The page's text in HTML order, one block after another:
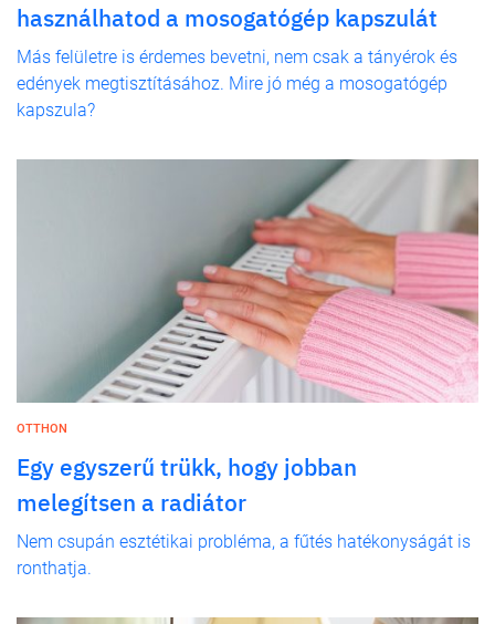
használhatod a mosogatógép kapszulát
Más felületre is érdemes bevetni, nem csak a tányérok és
edények megtisztításához. Mire jó még a mosogatógép
kapszula?
OTTHON
Egy egyszerű trükk, hogy jobban
melegítsen a radiátor
Nem csupán esztétikai probléma, a fűtés hatékonyságát is
ronthatja.